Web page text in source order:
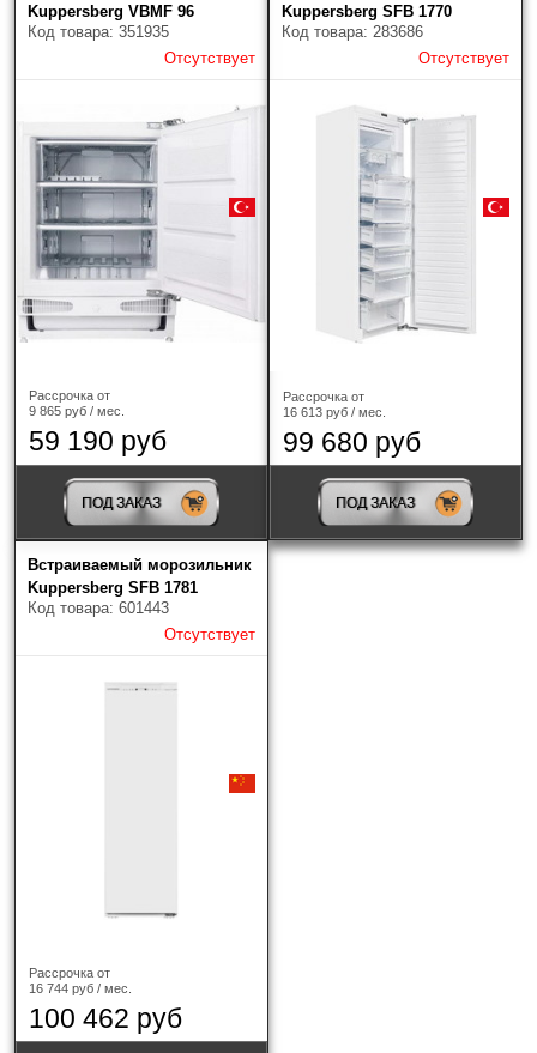
Высота холодильника, см
Ширина холодильника, см
Глубина холодильника, см
Крепление двери ?
Изменяемая навеска двери
Kuppersberg VBMF 96
Код товара: 351935
Отсутствует
Рассрочка от
9 865 руб / мес.
59 190 руб
ПОД ЗАКАЗ
Kuppersberg SFB 1770
Код товара: 283686
Отсутствует
Рассрочка от
16 613 руб / мес.
99 680 руб
ПОД ЗАКАЗ
Встраиваемый морозильник
Kuppersberg SFB 1781
Код товара: 601443
Отсутствует
Рассрочка от
16 744 руб / мес.
100 462 руб